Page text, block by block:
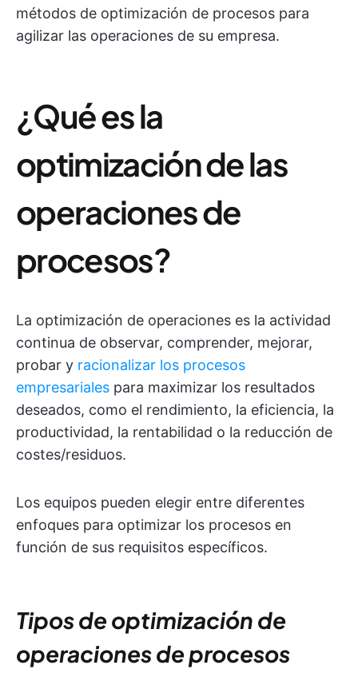
métodos de optimización de procesos para
agilizar las operaciones de su empresa.
¿Qué es la
optimización de las
operaciones de
procesos?
La optimización de operaciones es la actividad
continua de observar, comprender, mejorar,
probar y racionalizar los procesos
empresariales para maximizar los resultados
deseados, como el rendimiento, la eficiencia, la
productividad, la rentabilidad o la reducción de
costes/residuos.
Los equipos pueden elegir entre diferentes
enfoques para optimizar los procesos en
función de sus requisitos específicos.
Tipos de optimización de
operaciones de procesos